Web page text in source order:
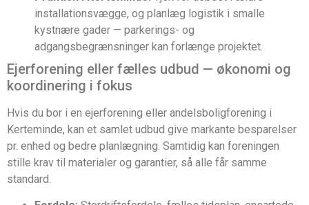
installationsvægge, og planlæg logistik i smalle
kystnære gader — parkerings- og
adgangsbegrænsninger kan forlænge projektet.
Ejerforening eller fælles udbud — økonomi og
koordinering i fokus
Hvis du bor i en ejerforening eller andelsboligforening i
Kerteminde, kan et samlet udbud give markante besparelser
pr. enhed og bedre planlægning. Samtidig kan foreningen
stille krav til materialer og garantier, så alle får samme
standard.